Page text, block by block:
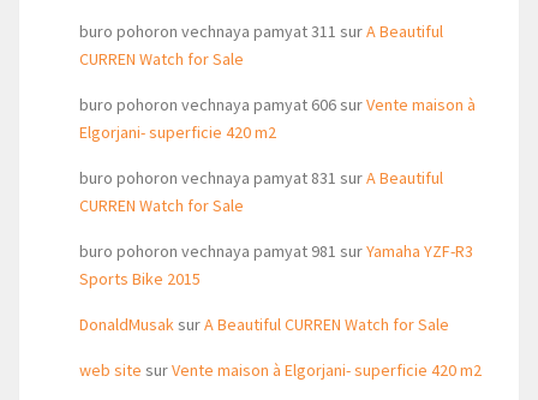
buro pohoron vechnaya pamyat 311 surA Beautiful
CURREN Watch for Sale
buro pohoron vechnaya pamyat 606surVente maison à
Elgorjani- superficie 420 m2
buro pohoron vechnaya pamyat 831 surA Beautiful
CURREN Watch for Sale
buro pohoron vechnaya pamyat 981 surYamaha YZF-R3
Sports Bike 2015
DonaldMusaksurA Beautiful CURREN Watch for Sale
web site surVente maison à Elgorjani- superficie 420 m2